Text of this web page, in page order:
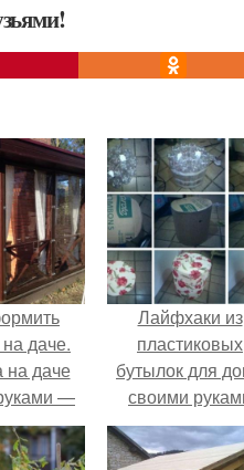
даче.
на даче
—
Лайфхаки из
пластиковых
бутылок для
своими